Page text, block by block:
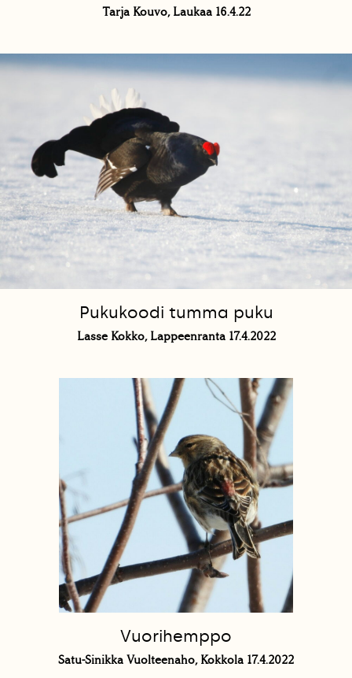
Tarja Kouvo, Laukaa 16.4.22
Pukukoodi tumma puku
Lasse Kokko, Lappeenranta 17.4.2022
Vuorihemppo
Satu-Sinikka Vuolteenaho, Kokkola 17.4.2022